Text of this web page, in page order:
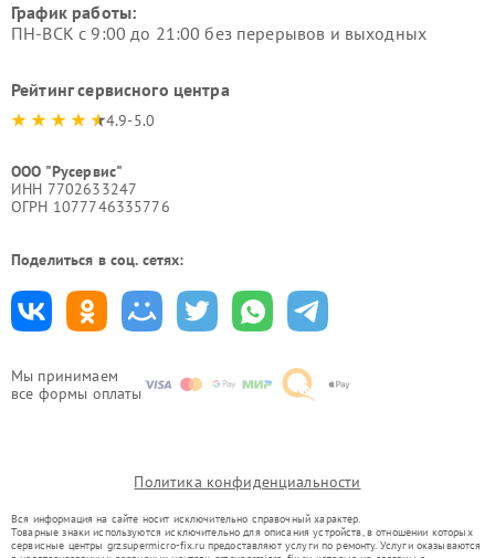
Мы принимаем
все формы оплаты
График работы:
ПН-ВСК с 9:00 до 21:00 без перерывов и выходных
Рейтинг сервисного центра
4.9-5.0
ООО "Русервис"
ИНН 7702633247
ОГРН 1077746335776
Поделиться в соц. сетях:
Политика конфиденциальности
Вся информация на сайте носит исключительно справочный характер.
Товарные знаки используются исключительно для описания устройств, в отношении которых
сервисные центры grz.supermicro-fix.ru предоставляют услуги по ремонту. Услуги оказываются